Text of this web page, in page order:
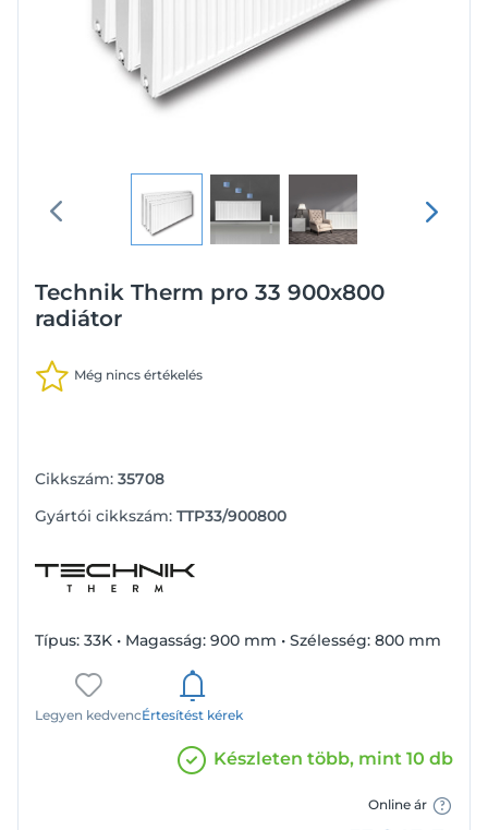
Technik Therm pro 33 900x800
radiátor
Még nincs értékelés
Cikkszám: 35708
Gyártói cikkszám: TTP33/900800
Típus: 33K • Magasság: 900 mm • Szélesség: 800 mm
Legyen kedvencÉrtesítést kérek
Készleten több, mint 10 db
Online ár